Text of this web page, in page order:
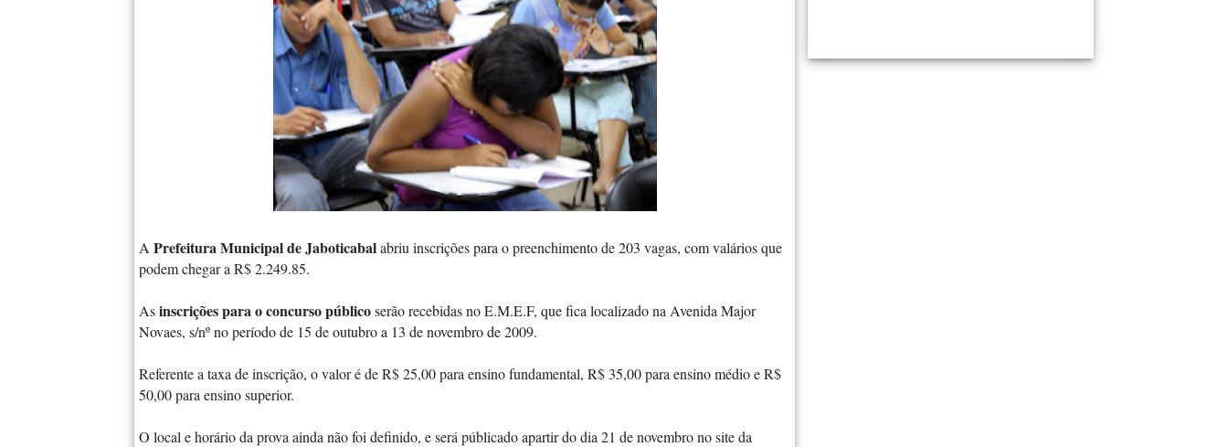
A Prefeitura Municipal de Jaboticabalabriu inscrições para o preenchimento de 203 vagas, com valários que
podem chegar a R$ 2.249.85.
Asinscrições para o concurso públicoserão recebidas no E.M.E.F, que fica localizado na Avenida Major
Novaes, s/nº no período de 15 de outubro a 13 de novembro de 2009.
Referente a taxa de inscrição, o valor é de R$ 25,00 para ensino fundamental, R$ 35,00 para ensino médio e R$
50,00 para ensino superior.
O local e horário da prova ainda não foi definido, e será públicado apartir do dia 21 de novembro no site da